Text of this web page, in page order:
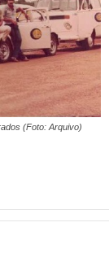
(Foto: Arquivo)